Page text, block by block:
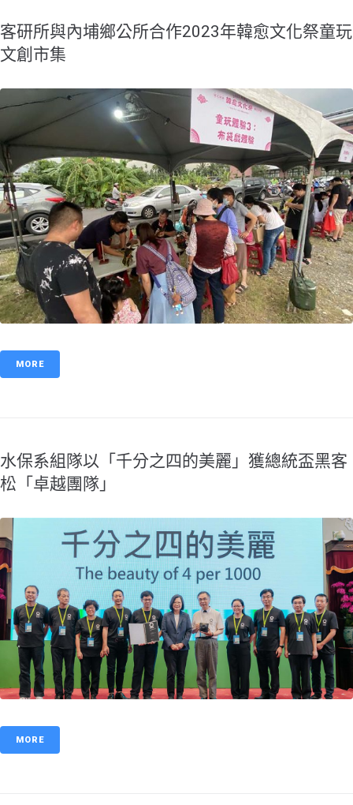
客研所與內埔鄉公所合作2023年韓愈文化祭童玩
文創市集
MORE
水保系組隊以「千分之四的美麗」獲總統盃黑客
松「卓越團隊」
MORE